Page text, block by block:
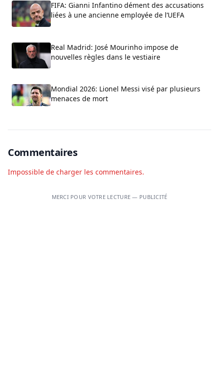
FIFA: Gianni Infantino dément des accusations
liées à une ancienne employée de l’UEFA
Real Madrid: José Mourinho impose de
nouvelles règles dans le vestiaire
Mondial 2026: Lionel Messi visé par plusieurs
menaces de mort
Commentaires
Impossible de charger les commentaires.
MERCI POUR VOTRE LECTURE — PUBLICITÉ